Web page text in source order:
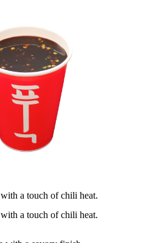
a touch of chili heat.
a touch of chili heat.